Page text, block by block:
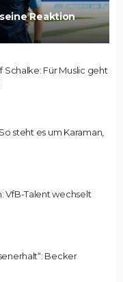
Reaktion
Schalke: Für Muslic geht
steht es um Karaman,
VfB-Talent wechselt
Becker